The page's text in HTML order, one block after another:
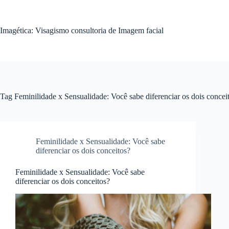
conteúdo
Imagética: Visagismo consultoria de Imagem facial
Tag Feminilidade x Sensualidade: Você sabe diferenciar os dois
Feminilidade x Sensualidade: Você sabe
diferenciar os dois conceitos?
Feminilidade x Sensualidade: Você sabe
diferenciar os dois conceitos?